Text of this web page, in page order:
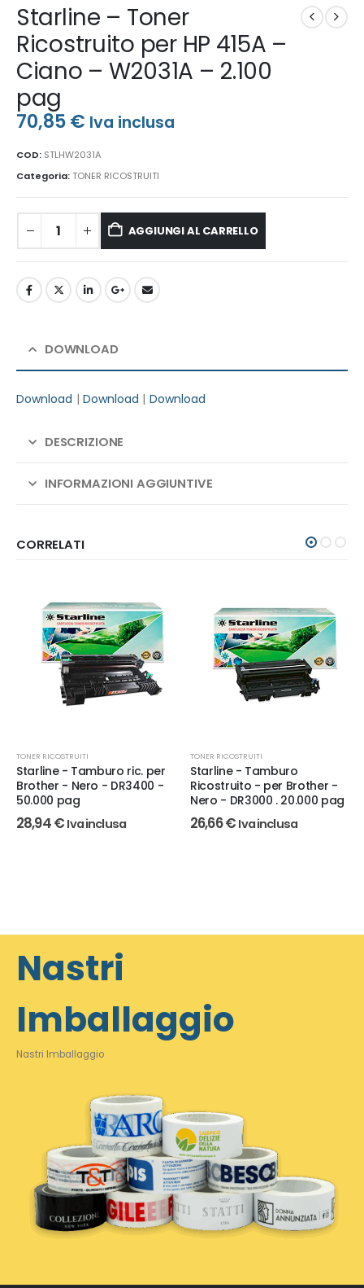
Starline – Toner
Ricostruito per HP 415A –
Ciano – W2031A – 2.100
pag
70,85€ Iva inclusa
COD: STLHW2031A
Categoria:TONER RICOSTRUITI
AGGIUNGI AL CARRELLO
DOWNLOAD
Download | Download | Download
DESCRIZIONE
INFORMAZIONI AGGIUNTIVE
CORRELATI
TONER RICOSTRUITI
Starline - Tamburo ric. per
Brother - Nero - DR3400 -
50.000 pag
28,94€ Iva inclusa
TONER RICOSTRUITI
Starline - Tamburo
Ricostruito - per Brother -
Nero - DR3000 . 20.000 pag
26,66€ Iva inclusa
Nastri
Imballaggio
Nastri Imballaggio